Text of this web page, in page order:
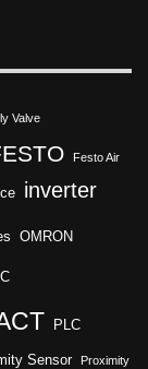
Valve
Festo Air
inverter
OMRON
PLC
Sensor Proximity